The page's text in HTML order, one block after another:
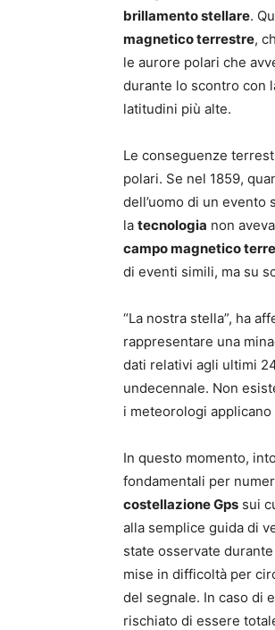
brillamento stellare.
magnetico terrestre,
le aurore polari che
durante lo scontro con
latitudini più alte.
Le conseguenze
polari. Se nel 1859,
dell’uomo di un
la tecnologia non
campo magnetico
di eventi simili, ma su
“La nostra stella”, ha
rappresentare una
dati relativi agli ultimi
undecennale. Non
i meteorologi
In questo momento,
fondamentali per
costellazione Gps sui
alla semplice guida di
state osservate
mise in difficoltà per
del segnale. In caso di
rischiato di essere